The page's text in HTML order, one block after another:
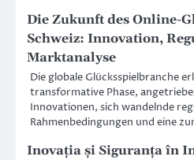
Die Zukunft des Online-
Schweiz: Innovation,
Marktanalyse
Die globale Glücksspielbranche
transformative Phase,
Innovationen, sich wandelnde
Rahmenbedingungen und eine
Inovația și Siguranța în